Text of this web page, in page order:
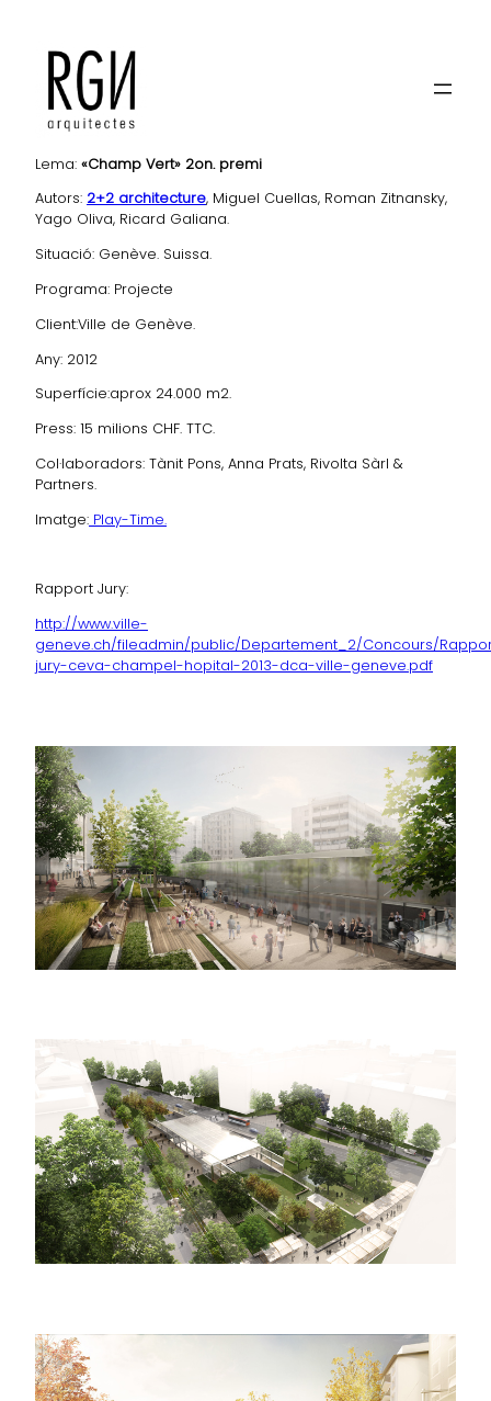
Lema: «Champ Vert» 2on. premi
Autors: 2+2 architecture, Miguel Cuellas, Roman Zitnansky,
Yago Oliva, Ricard Galiana.
Situació: Genève. Suissa.
Programa: Projecte
Client:Ville de Genève.
Any: 2012
Superfície:aprox 24.000 m2.
Press: 15 milions CHF. TTC.
Col·laboradors: Tànit Pons, Anna Prats, Rivolta Sàrl &
Partners.
Imatge: Play-Time.
Rapport Jury:
http://www.ville-
geneve.ch/fileadmin/public/Departement_2/Concours/
jury-ceva-champel-hopital-2013-dca-ville-geneve.pdf